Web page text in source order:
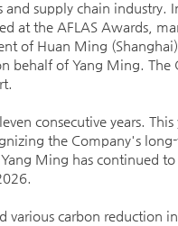
supply chain industry.
at the AFLAS Awards,
of Huan Ming
behalf of Yang Ming. The
consecutive years.
the Company's
Ming has continued
various carbon reduction